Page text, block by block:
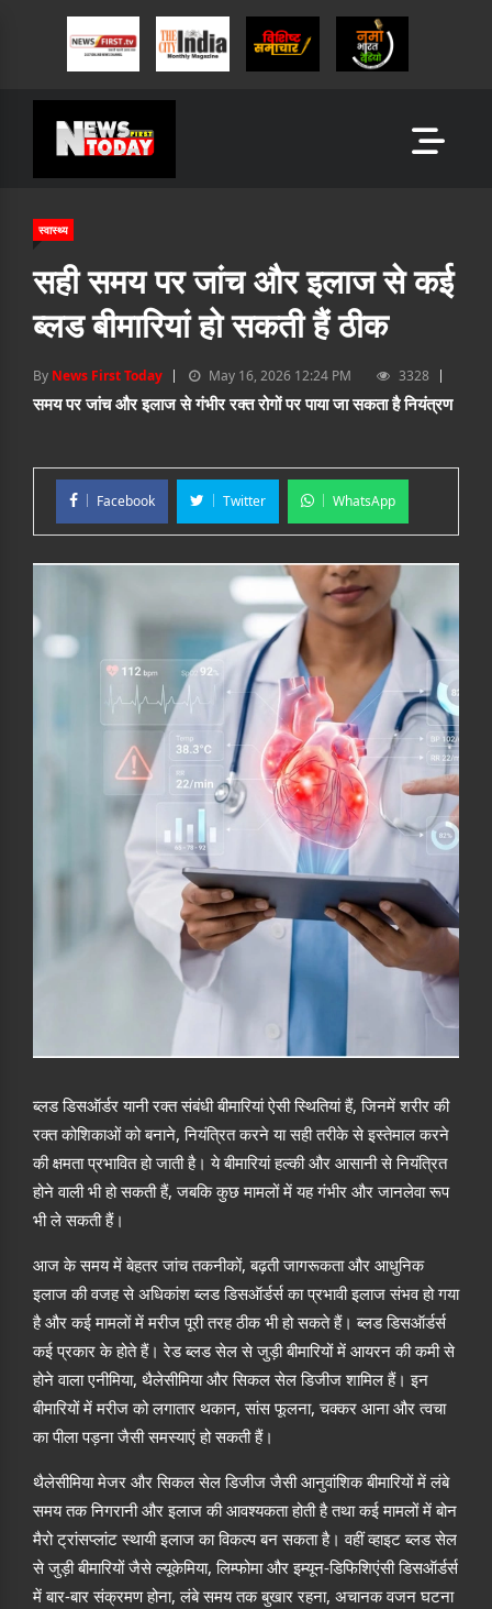
स्वास्थ्य
सही समय पर जांच और इलाज से कई
ब्लड बीमारियां हो सकती हैं ठीक
By News First Today May 16, 2026 12:24 PM 3328
समय पर जांच और इलाज से गंभीर रक्त रोगों पर पाया जा सकता है नियंत्रण
Facebook Twitter WhatsApp
ब्लड डिसऑर्डर यानी रक्त संबंधी बीमारियां ऐसी स्थितियां हैं, जिनमें शरीर की
रक्त कोशिकाओं को बनाने, नियंत्रित करने या सही तरीके से इस्तेमाल करने
की क्षमता प्रभावित हो जाती है। ये बीमारियां हल्की और आसानी से नियंत्रित
होने वाली भी हो सकती हैं, जबकि कुछ मामलों में यह गंभीर और जानलेवा रूप
भी ले सकती हैं।
आज के समय में बेहतर जांच तकनीकों, बढ़ती जागरूकता और आधुनिक
इलाज की वजह से अधिकांश ब्लड डिसऑर्डर्स का प्रभावी इलाज संभव हो गया
है और कई मामलों में मरीज पूरी तरह ठीक भी हो सकते हैं। ब्लड डिसऑर्डर्स
कई प्रकार के होते हैं। रेड ब्लड सेल से जुड़ी बीमारियों में आयरन की कमी से
होने वाला एनीमिया, थैलेसीमिया और सिकल सेल डिजीज शामिल हैं। इन
बीमारियों में मरीज को लगातार थकान, सांस फूलना, चक्कर आना और त्वचा
का पीला पड़ना जैसी समस्याएं हो सकती हैं।
थैलेसीमिया मेजर और सिकल सेल डिजीज जैसी आनुवांशिक बीमारियों में लंबे
समय तक निगरानी और इलाज की आवश्यकता होती है तथा कई मामलों में बोन
मैरो ट्रांसप्लांट स्थायी इलाज का विकल्प बन सकता है। वहीं व्हाइट ब्लड सेल
से जुड़ी बीमारियों जैसे ल्यूकेमिया, लिम्फोमा और इम्यून-डिफिशिएंसी डिसऑर्डर्स
में बार-बार संक्रमण होना, लंबे समय तक बुखार रहना, अचानक वजन घटना